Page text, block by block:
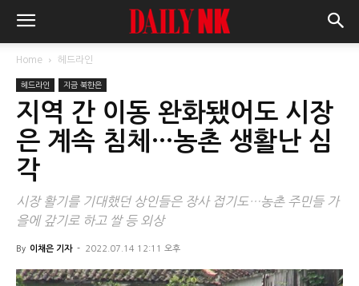
Home 헤드라인
헤드라인 지금 북한은
지역 간 이동 완화됐어도 시장
은 계속 침체…농촌 생활난 심
각
시장 활기를 기대했던 상인들은 장사 접기도…농촌 주민들 가
을에 갚기로 하고 쌀 등 외상
By 이채은 기자 - 2022.07.14 12:11 오후